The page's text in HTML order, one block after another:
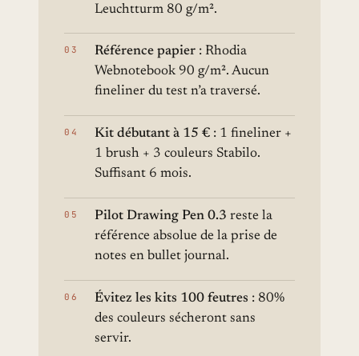
Leuchtturm 80 g/m².
Référence papier : Rhodia
Webnotebook 90 g/m². Aucun
fineliner du test n’a traversé.
Kit débutant à 15 € : 1 fineliner +
1 brush + 3 couleurs Stabilo.
Suffisant 6 mois.
Pilot Drawing Pen 0.3 reste la
référence absolue de la prise de
notes en bullet journal.
Évitez les kits 100 feutres : 80%
des couleurs sécheront sans
servir.